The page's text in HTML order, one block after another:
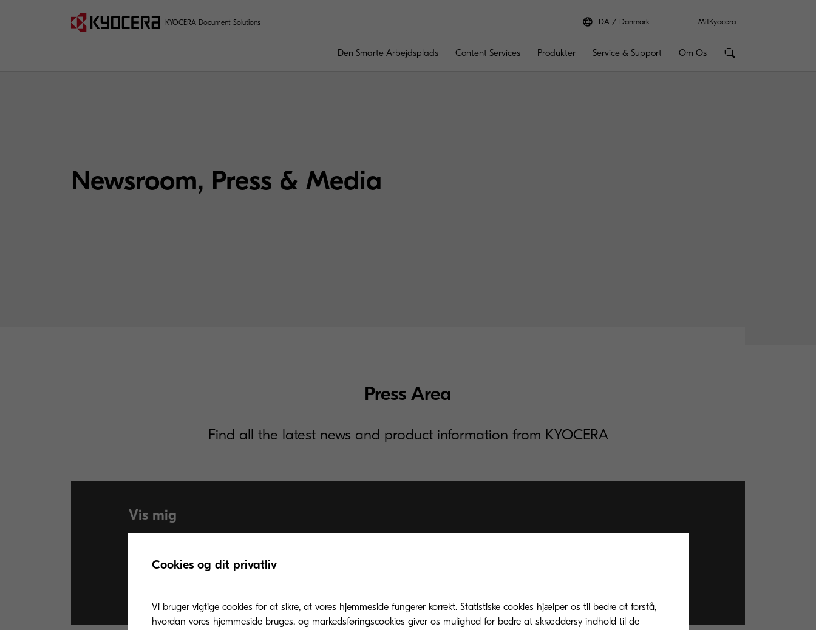
KYOCERA Document Solutions DA Danmark MitKyocera
Den Smarte Arbejdsplads Content Services Produkter Service & Support Om Os
Newsroom, Press & Media
Press Area
Find all the latest news and product information from KYOCERA
Vis mig
Cookies og dit privatliv
Vi bruger vigtige cookies for at sikre, at vores hjemmeside fungerer korrekt. Statistiske cookies hjælper os til bedre at forstå,
hvordan vores hjemmeside bruges, og markedsføringscookies giver os mulighed for bedre at skræddersy indhold til de